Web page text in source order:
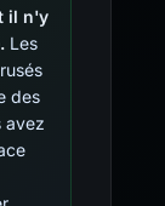
il n'y
Les
des
avez